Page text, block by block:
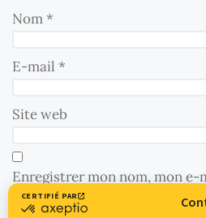
Nom*
E-mail *
Site web
Enregistrer mon nom, mon e-
navigateur pour mon